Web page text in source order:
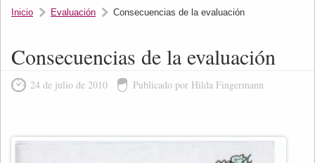
Inicio Evaluación Consecuencias de la evaluación
Consecuencias de la evaluación
24 de julio de 2010 Publicado por Hilda Fingermann